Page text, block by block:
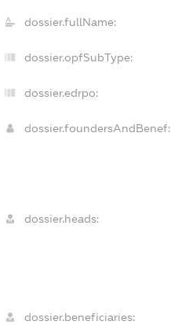
dossier.fullName:
dossier.opfSubType:
dossier.edrpo:
dossier.foundersAndBenef:
dossier.heads:
dossier.beneficiaries: